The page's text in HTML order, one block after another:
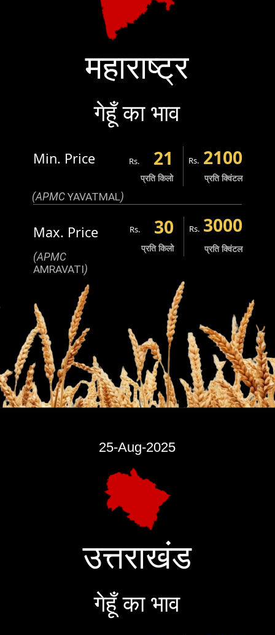
महाराष्ट्र
गेहूँ का भाव
प्रति किलो
30
Rs.
प्रति क्विंटल
3000
Rs.
प्रति किलो
21
Rs.
प्रति क्विंटल
2100
Rs.
(APMC
AMRAVATI)
Max. Price
(APMCYAVATMAL)
Min. Price
25-Aug-2025
उत्तराखंड
गेहूँ का भाव